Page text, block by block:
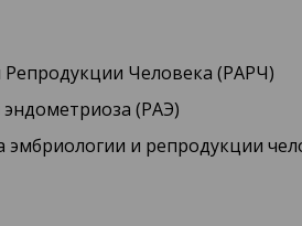
Репродукции Человека (РАРЧ)
(РАЭ)
эмбриологии и репродукции